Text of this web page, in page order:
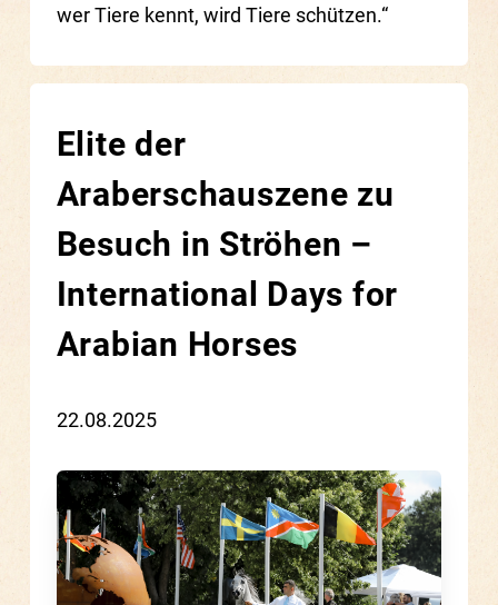
wer Tiere kennt, wird Tiere schützen.“
Elite der
Araberschauszene zu
Besuch in Ströhen –
International Days for
Arabian Horses
22.08.2025